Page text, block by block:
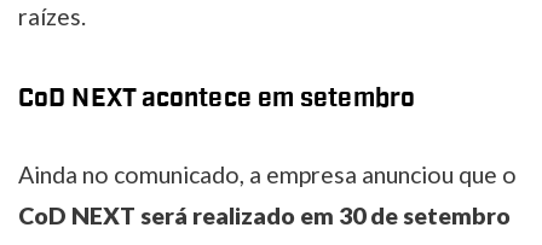
raízes.
CoD NEXT acontece em setembro
Ainda no comunicado, a empresa anunciou que o
CoD NEXT será realizado em 30 de setembro